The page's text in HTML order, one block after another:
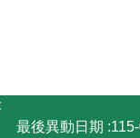
最後異動日期